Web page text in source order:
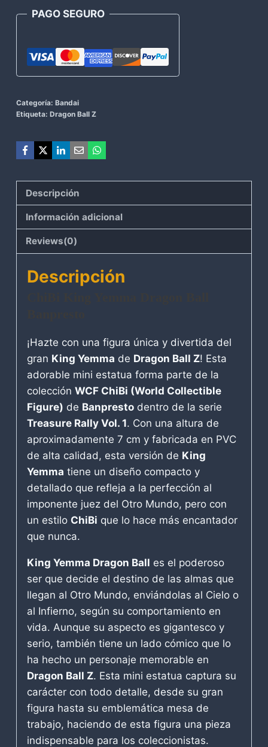
PAGO SEGURO
Categoría: Bandai
Etiqueta: Dragon Ball Z
Descripción
Información adicional
Reviews(0)
Descripción
¡Hazte con una figura única y divertida del
gran King Yemma de Dragon Ball Z! Esta
adorable mini estatua forma parte de la
colección WCF ChiBi (World Collectible
Figure) de Banpresto dentro de la serie
Treasure Rally Vol. 1. Con una altura de
aproximadamente 7 cm y fabricada en PVC
de alta calidad, esta versión de King
Yemma tiene un diseño compacto y
detallado que refleja a la perfección al
imponente juez del Otro Mundo, pero con
un estilo ChiBi que lo hace más encantador
que nunca.
King Yemma Dragon Ball es el poderoso
ser que decide el destino de las almas que
llegan al Otro Mundo, enviándolas al Cielo o
al Infierno, según su comportamiento en
vida. Aunque su aspecto es gigantesco y
serio, también tiene un lado cómico que lo
ha hecho un personaje memorable en
Dragon Ball Z. Esta mini estatua captura su
carácter con todo detalle, desde su gran
figura hasta su emblemática mesa de
trabajo, haciendo de esta figura una pieza
indispensable para los coleccionistas.